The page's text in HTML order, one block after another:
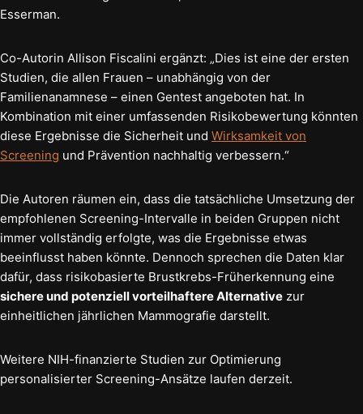
Esserman.
Co-Autorin Allison Fiscalini ergänzt: „Dies ist eine der ersten
Studien, die allen Frauen – unabhängig von der
Familienanamnese – einen Gentest angeboten hat. In
Kombination mit einer umfassenden Risikobewertung könnten
diese Ergebnisse die Sicherheit und Wirksamkeit von
Screening und Prävention nachhaltig verbessern.“
Die Autoren räumen ein, dass die tatsächliche Umsetzung der
empfohlenen Screening-Intervalle in beiden Gruppen nicht
immer vollständig erfolgte, was die Ergebnisse etwas
beeinflusst haben könnte. Dennoch sprechen die Daten klar
dafür, dass risikobasierte Brustkrebs-Früherkennung eine
sichere und potenziell vorteilhaftere Alternative zur
einheitlichen jährlichen Mammografie darstellt.
Weitere NIH-finanzierte Studien zur Optimierung
personalisierter Screening-Ansätze laufen derzeit.